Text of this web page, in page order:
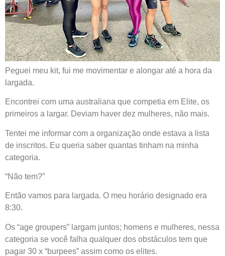
Peguei meu kit, fui me movimentar e alongar até a hora da
largada.
Encontrei com uma australiana que competia em Elite, os
primeiros a largar. Deviam haver dez mulheres, não mais.
Tentei me informar com a organização onde estava a lista
de inscritos. Eu queria saber quantas tinham na minha
categoria.
“Não tem?”
Então vamos para largada. O meu horário designado era
8:30.
Os “age groupers” largam juntos; homens e mulheres, nessa
categoria se você falha qualquer dos obstáculos tem que
pagar 30 x “burpees” assim como os elites.